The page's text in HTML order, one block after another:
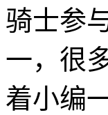
骑士参
一，很
着小编